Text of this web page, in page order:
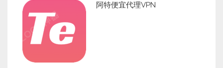
阿特便宜代理VPN